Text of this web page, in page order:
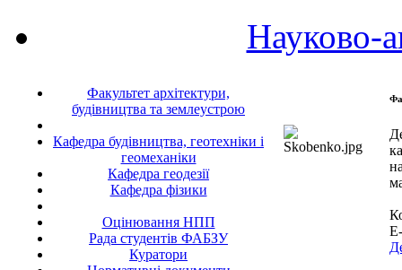
Науково-
Факультет архітектури,
будівництва та землеустрою
Кафедра будівництва, геотехніки і
геомеханіки
Кафедра геодезії
Кафедра фізики
Оцінювання НПП
Рада студентів ФАБЗУ
Куратори